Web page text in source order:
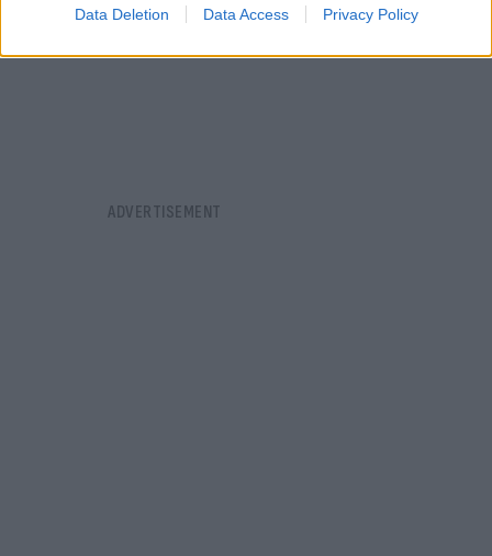
Data Deletion Data Access Privacy Policy